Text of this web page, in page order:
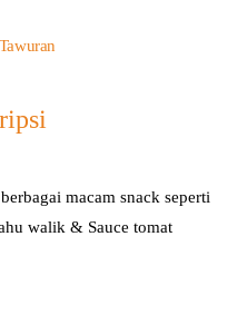
macam snack seperti
walik & Sauce tomat